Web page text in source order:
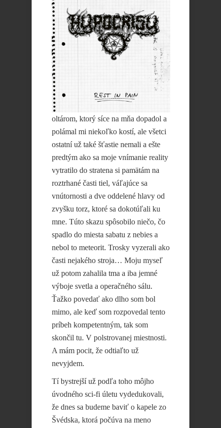
oltárom, ktorý síce na mňa dopadol a
polámal mi niekoľko kostí, ale všetci
ostatní už také šťastie nemali a ešte
predtým ako sa moje vnímanie reality
vytratilo do stratena si pamätám na
roztrhané časti tiel, váľajúce sa
vnútornosti a dve oddelené hlavy od
zvyšku torz, ktoré sa dokotúľali ku
mne. Túto skazu spôsobilo niečo, čo
spadlo do miesta sabatu z nebies a
nebol to meteorit. Trosky vyzerali ako
časti nejakého stroja… Moju myseľ
už potom zahalila tma a iba jemné
výboje svetla a operačného sálu.
Ťažko povedať ako dlho som bol
mimo, ale keď som rozpovedal tento
príbeh kompetentným, tak som
skončil tu. V polstrovanej miestnosti.
A mám pocit, že odtiaľto už
nevyjdem.
Tí bystrejší už podľa toho môjho
úvodného sci-fi úletu vydedukovali,
že dnes sa budeme baviť o kapele zo
Švédska, ktorá počúva na meno